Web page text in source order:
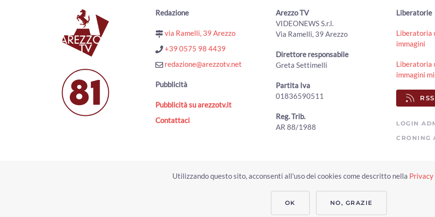
Redazione
via Ramelli, 39 Arezzo
+39 0575 98 4439
redazione@arezzotv.net
Pubblicità
Pubblicità su arezzotv.it
Contattaci
Arezzo TV
VIDEONEWS S.r.l.
Via Ramelli, 39 Arezzo
Direttore responsabile
Greta Settimelli
Partita Iva
01836590511
Reg. Trib.
AR 88/1988
Liberatorie
Liberatoria
immagini
Liberatoria
immagini
LOGIN
CRONING
Realizzato da Click & Fly Arezzo 2023
Soluzioni web video fotografia
Utilizzando questo sito, acconsenti all'uso dei cookies come descritto nella Privacy
OK NO, GRAZIE